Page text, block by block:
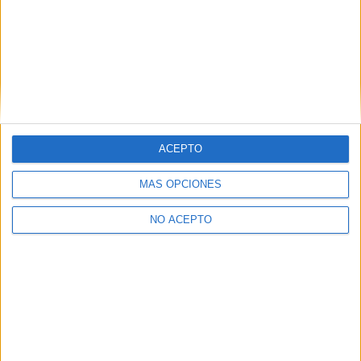
MÁS OPCIONES
NO ACEPTO
ACEPTO
Inicie sesiónoregístresepara comentar